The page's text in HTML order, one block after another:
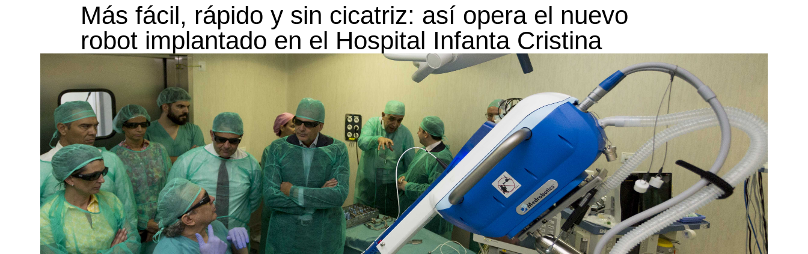
Más fácil, rápido y sin cicatriz: así opera el nuevo
robot implantado en el Hospital Infanta Cristina